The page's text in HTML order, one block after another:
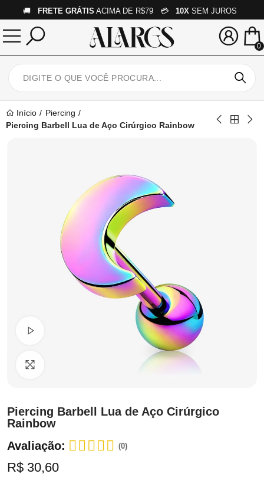
🚚 FRETE GRÁTIS ACIMA DE R$79 💳 10X SEM JUROS
0
Início
Piercing
Piercing Barbell Lua de Aço Cirúrgico Rainbow
Clique para ampliar
Piercing Barbell Lua de Aço Cirúrgico
Rainbow
Avaliação:
(0)
R$ 30,60